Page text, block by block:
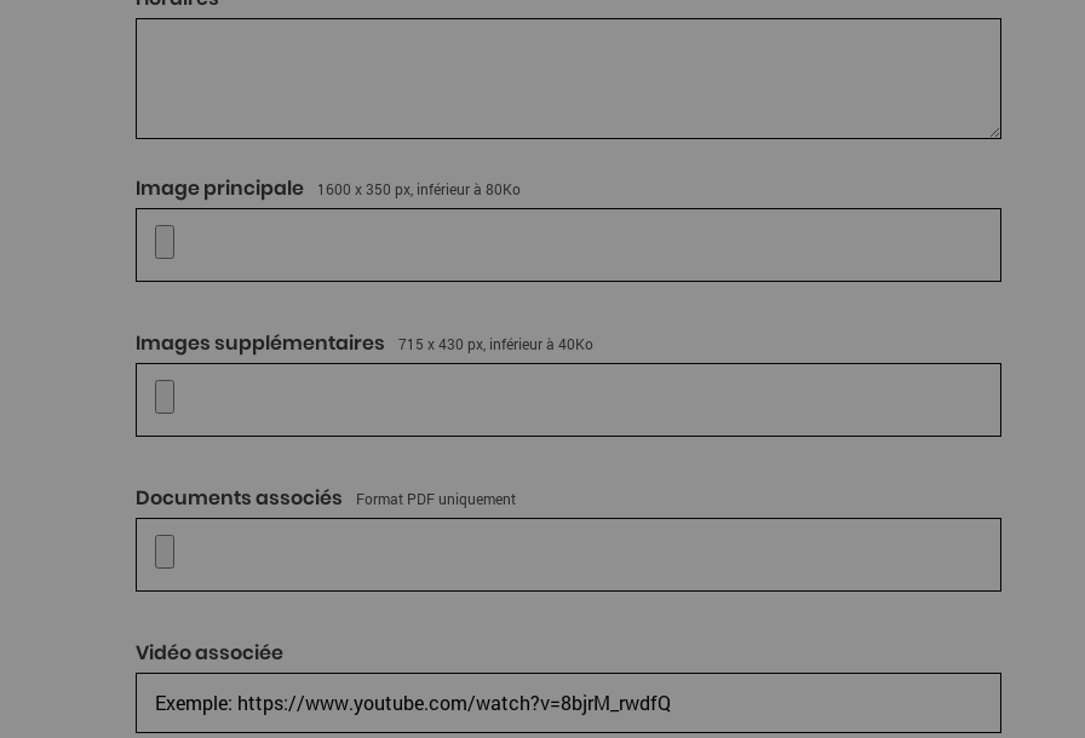
Image principale 1600 x 350 px, inférieur à 80Ko
Images supplémentaires 715 x 430 px, inférieur à 40Ko
Documents associés Format PDF uniquement
Vidéo associée